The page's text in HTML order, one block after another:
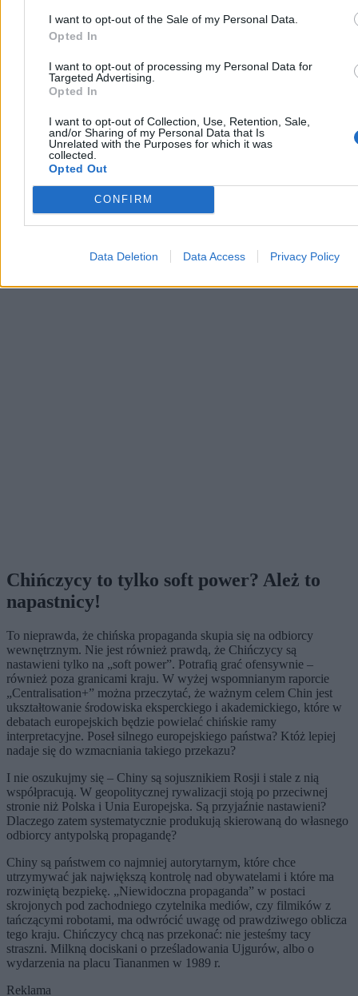
I want to opt-out of the Sale of my Personal Data.
Opted In
I want to opt-out of processing my Personal Data for
Targeted Advertising.
Opted In
I want to opt-out of Collection, Use, Retention, Sale,
and/or Sharing of my Personal Data that Is
Unrelated with the Purposes for which it was
collected.
Opted Out
CONFIRM
Data Deletion Data Access Privacy Policy
Siedlcach. „Próba przeniesienia
odpowiedzialności”
Energy. W tle komentarz Olgi
Malinkiewicz
Reklama
Chińczycy to tylko soft power? Ależ to
napastnicy!
To nieprawda, że chińska propaganda skupia się na odbiorcy
wewnętrznym. Nie jest również prawdą, że Chińczycy są
nastawieni tylko na „soft power”. Potrafią grać ofensywnie –
również poza granicami kraju. W wyżej wspomnianym raporcie
„Centralisation+” można przeczytać, że ważnym celem Chin jest
ukształtowanie środowiska eksperckiego i akademickiego, które w
debatach europejskich będzie powielać chińskie ramy
interpretacyjne. Poseł silnego europejskiego państwa? Któż lepiej
nadaje się do wzmacniania takiego przekazu?
I nie oszukujmy się – Chiny są sojusznikiem Rosji i stale z nią
współpracują. W geopolitycznej rywalizacji stoją po przeciwnej
stronie niż Polska i Unia Europejska. Są przyjaźnie nastawieni?
Dlaczego zatem systematycznie produkują skierowaną do własnego
odbiorcy antypolską propagandę?
Chiny są państwem co najmniej autorytarnym, które chce
utrzymywać jak największą kontrolę nad obywatelami i które ma
rozwiniętą bezpiekę. „Niewidoczna propaganda” w postaci
skrojonych pod zachodniego czytelnika mediów, czy filmików z
tańczącymi robotami, ma odwrócić uwagę od prawdziwego oblicza
tego kraju. Chińczycy chcą nas przekonać: nie jesteśmy tacy
straszni. Milkną dociskani o prześladowania Ujgurów, albo o
wydarzenia na placu Tiananmen w 1989 r.
Reklama